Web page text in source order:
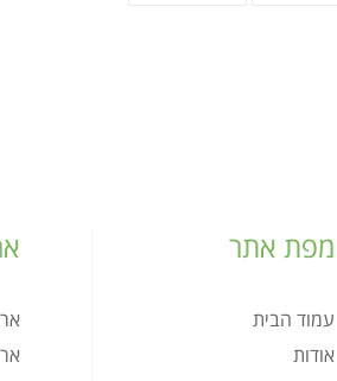
מפת אתר
עמוד הבית
אודות